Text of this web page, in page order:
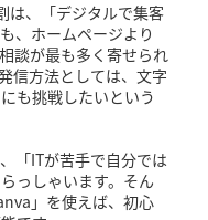
は、「デジタルで集客
、ホームページより
談が最も多く寄せられ
信方法としては、文字
も挑戦したいという
「ITが苦手で自分では
っしゃいます。そん
」を使えば、初心